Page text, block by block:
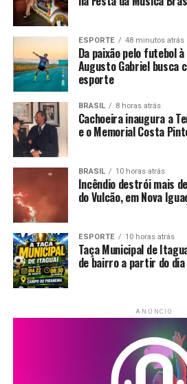
ESPORTE 48 minutos atrás
Da paixão pelo futebol
Augusto Gabriel busca
esporte
BRASIL 8 horas atrás
Cachoeira inaugura a
e o Memorial Costa
BRASIL 10 horas atrás
Incêndio destrói mais
do Vulcão, em Nova
ESPORTE 10 horas atrás
Taça Municipal de
de bairro a partir do
ANÚNCIO